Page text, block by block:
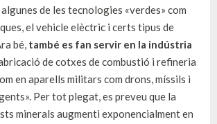
algunes de les tecnologies «verdes» com
el vehicle elèctric i certs tipus de
bé, també es fan servir en la indústria
de cotxes de combustió i refineria
en aparells militars com drons, míssils i
Per tot plegat, es preveu que la
minerals augmenti exponencialment en